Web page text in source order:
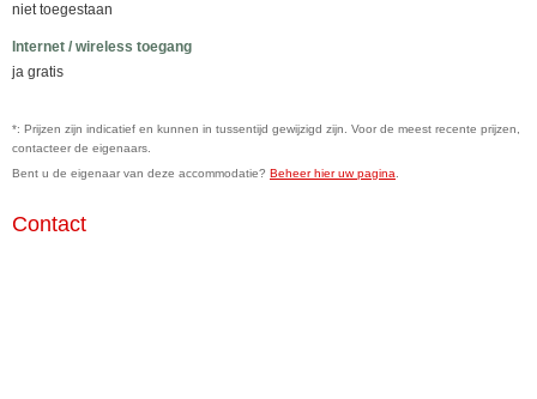
niet toegestaan
Internet / wireless toegang
ja gratis
*: Prijzen zijn indicatief en kunnen in tussentijd gewijzigd zijn. Voor de meest recente prijzen,
contacteer de eigenaars.
Bent u de eigenaar van deze accommodatie? Beheer hier uw pagina
Contact